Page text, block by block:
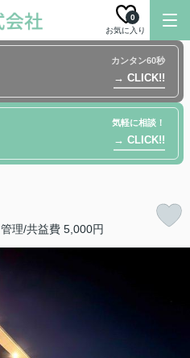
お気に入り
0
カンタン60秒
→ CLICK!!
気軽に相談！
→ CLICK!!
管理/共益費 5,000円